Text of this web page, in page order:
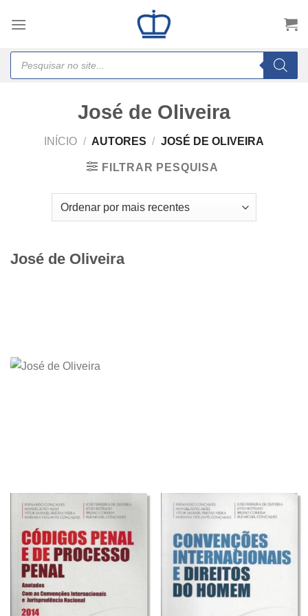
Products
search
José de Oliveira
INÍCIO / AUTORES / JOSÉ DE OLIVEIRA
FILTRAR PESQUISA
José de Oliveira